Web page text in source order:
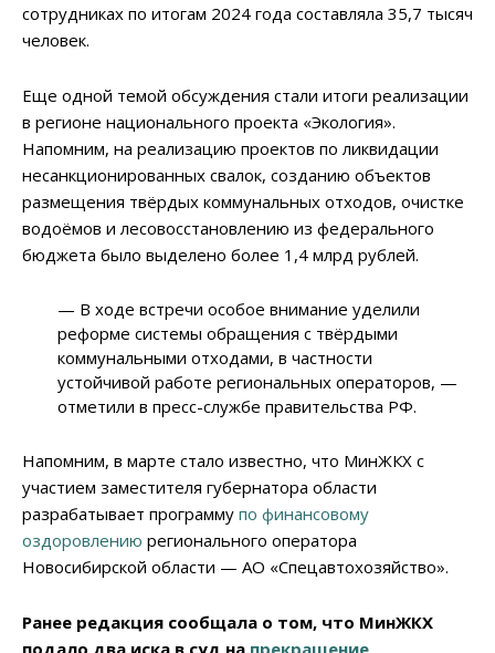
сотрудниках по итогам 2024 года составляла 35,7 тысяч
человек.
Еще одной темой обсуждения стали итоги реализации
в регионе национального проекта «Экология».
Напомним, на реализацию проектов по ликвидации
несанкционированных свалок, созданию объектов
размещения твёрдых коммунальных отходов, очистке
водоёмов и лесовосстановлению из федерального
бюджета было выделено более 1,4 млрд рублей.
— В ходе встречи особое внимание уделили
реформе системы обращения с твёрдыми
коммунальными отходами, в частности
устойчивой работе региональных операторов, —
отметили в пресс-службе правительства РФ.
Напомним, в марте стало известно, что МинЖКХ с
участием заместителя губернатора области
разрабатывает программу по финансовому
оздоровлению регионального оператора
Новосибирской области — АО «Спецавтохозяйство».
Ранее редакция сообщала о том, что МинЖКХ